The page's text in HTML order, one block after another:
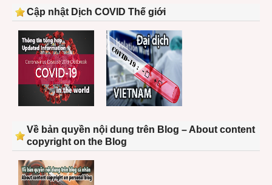
Cập nhật Dịch COVID Thế giới
Về bản quyền nội dung trên Blog – About content
copyright on the Blog